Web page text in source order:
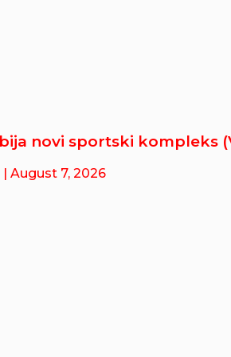
novi sportski kompleks
| August 7, 2026